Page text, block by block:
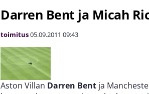
Darren Bent ja Micah
toimitus05.09.2011 09:43
Aston Villan Darren Bent ja